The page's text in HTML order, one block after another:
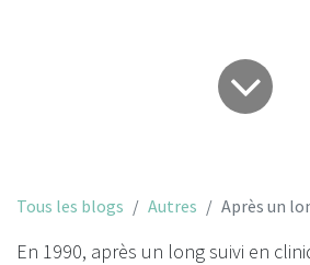
Tous les blogs Autres Après un
En 1990, après un long suivi en